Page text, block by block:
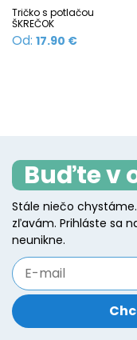
Tričko s potlačou
ŠKREČOK
Od: 17.90 €
Buďte v
Stále niečo
zľavám. Prihláste sa
neunikne.